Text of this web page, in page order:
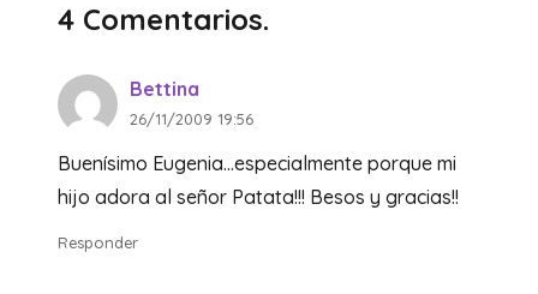
4 Comentarios.
Bettina
26/11/2009 19:56
Buenísimo Eugenia…especialmente porque mi
hijo adora al señor Patata!!! Besos y gracias!!
Responder